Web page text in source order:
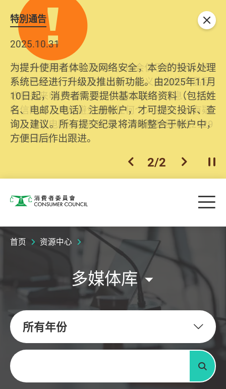
特別通告
2025.10.31
为提升使用者体验及网络安全，本会的投诉处理
系统已经进行升级及推出新功能。由2025年11月
10日起，消费者需要提供基本联络资料（包括姓
名、电邮及电话）注册帐户，才可提交投诉、查
询及建议。所有提交纪录将清晰整合于帐户中，
方便日后作出跟进。
上一个
2/2 下一个开
关闭
消费者委员会 目
首页 资源中心
多媒体库
所有年份
关键字
搜寻